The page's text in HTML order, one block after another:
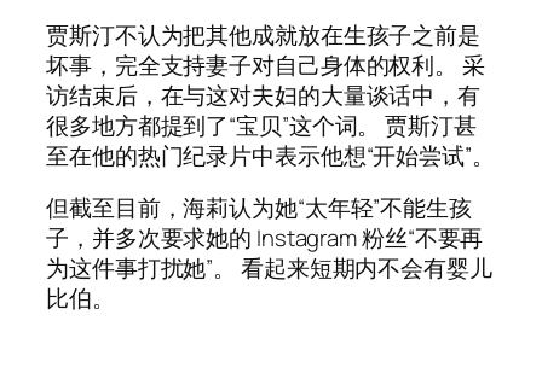
贾斯汀不认为把其他成就放在生孩子之前是
坏事，完全支持妻子对自己身体的权利。 采
访结束后，在与这对夫妇的大量谈话中，有
很多地方都提到了“宝贝”这个词。 贾斯汀甚
至在他的热门纪录片中表示他想“开始尝试”。
但截至目前，海莉认为她“太年轻”不能生孩
子，并多次要求她的 Instagram 粉丝“不要再
为这件事打扰她”。 看起来短期内不会有婴儿
比伯。